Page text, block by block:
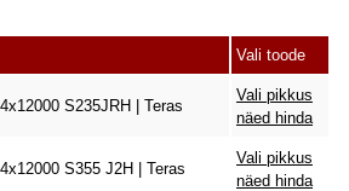
Vali toode
S235JRH | Teras
Vali pikkus
näed hinda
S355 J2H | Teras
Vali pikkus
näed hinda